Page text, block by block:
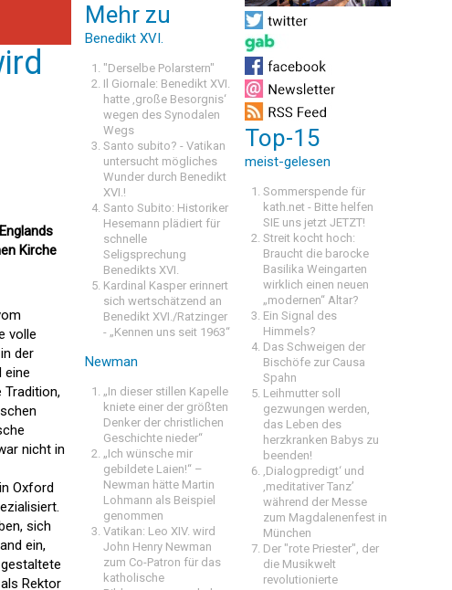
Kirche
volle
der
eine
Tradition,
nicht in
Oxford
sich
ein,
Rektor
Mehr zu
Benedikt XVI.
"Derselbe Polarstern"
Il Giornale: Benedikt XVI.
hatte ‚große Besorgnis‘
wegen des Synodalen
Wegs
Santo subito? - Vatikan
untersucht mögliches
Wunder durch Benedikt
XVI.!
Santo Subito: Historiker
Hesemann plädiert für
schnelle
Seligsprechung
Benedikts XVI.
Kardinal Kasper erinnert
sich wertschätzend an
Benedikt XVI./Ratzinger
- „Kennen uns seit 1963“
Newman
„In dieser stillen Kapelle
kniete einer der größten
Denker der christlichen
Geschichte nieder“
„Ich wünsche mir
gebildete Laien!“ –
Newman hätte Martin
Lohmann als Beispiel
genommen
Vatikan: Leo XIV. wird
John Henry Newman
zum Co-Patron für das
katholische
Top-15
meist-gelesen
Sommerspende für
kath.net - Bitte helfen
SIE uns jetzt JETZT!
Streit kocht hoch:
Braucht die barocke
Basilika Weingarten
wirklich einen neuen
„modernen“ Altar?
Ein Signal des
Himmels?
Das Schweigen der
Bischöfe zur Causa
Spahn
Leihmutter soll
gezwungen werden,
das Leben des
herzkranken Babys zu
beenden!
‚Dialogpredigt‘ und
‚meditativer Tanz’
während der Messe
zum Magdalenenfest in
München
Der "rote Priester", der
die Musikwelt
revolutionierte